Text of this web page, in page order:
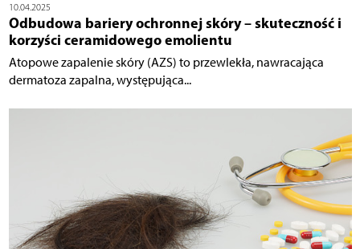
10.04.2025
Odbudowa bariery ochronnej skóry – skuteczność i
korzyści ceramidowego emolientu
Atopowe zapalenie skóry (AZS) to przewlekła, nawracająca
dermatoza zapalna, występująca...